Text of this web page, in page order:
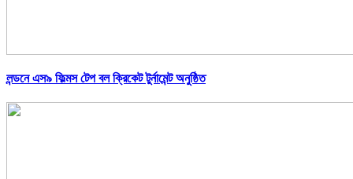
লন্ডনে এস৯ ফিল্মস টেপ বল ক্রিকেট টুর্নামেন্ট অনুষ্ঠিত